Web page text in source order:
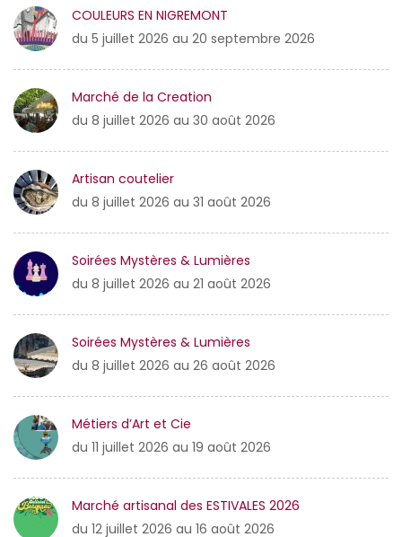
COULEURS EN NIGREMONT
du 5 juillet 2026 au 20 septembre 2026
Marché de la Creation
du 8 juillet 2026 au 30 août 2026
Artisan coutelier
du 8 juillet 2026 au 31 août 2026
Soirées Mystères & Lumières
du 8 juillet 2026 au 21 août 2026
Soirées Mystères & Lumières
du 8 juillet 2026 au 26 août 2026
Métiers d’Art et Cie
du 11 juillet 2026 au 19 août 2026
Marché artisanal des ESTIVALES 2026
du 12 juillet 2026 au 16 août 2026